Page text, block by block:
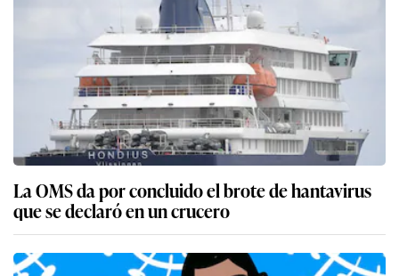
La OMS da por concluido el brote de hantavirus
que se declaró en un crucero